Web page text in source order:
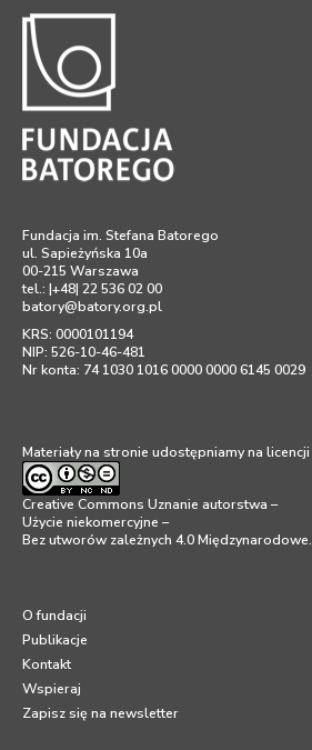
Fundacja im. Stefana Batorego
ul. Sapieżyńska 10a
00-215 Warszawa
tel.: |+48| 22 536 02 00
batory@batory.org.pl
KRS: 0000101194
NIP: 526-10-46-481
Nr konta: 74 1030 1016 0000 0000 6145 0029
Materiały na stronie udostępniamy na licencji
Creative Commons Uznanie autorstwa –
Użycie niekomercyjne –
Bez utworów zależnych 4.0 Międzynarodowe.
O fundacji
Publikacje
Kontakt
Wspieraj
Zapisz się na newsletter